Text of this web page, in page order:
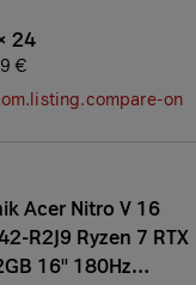
24
€
on
Acer Nitro V 16
R2J9 Ryzen 7 RTX
16'' 180Hz